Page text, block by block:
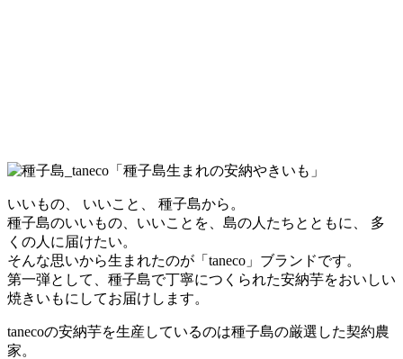
いいもの、 いいこと、 種子島から。
種子島のいいもの、いいことを、島の人たちとともに、 多
くの人に届けたい。
そんな思いから生まれたのが「taneco」ブランドです。
第一弾として、種子島で丁寧につくられた安納芋をおいしい
焼きいもにしてお届けします。
tanecoの安納芋を生産しているのは種子島の厳選した契約農
家。